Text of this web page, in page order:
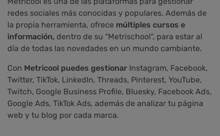
redes sociales más conocidas y populares. Además de
la propia herramienta, ofrece múltiples cursos e
información, dentro de su “Metrischool”, para estar al
día de todas las novedades en un mundo cambiante.
Con Metricool puedes gestionar Instagram, Facebook,
Twitter, TikTok, LinkedIn, Threads, Pinterest, YouTube,
Twitch, Google Business Profile, Bluesky, Facebook Ads,
Google Ads, TikTok Ads, además de analizar tu página
web y tu blog por cada marca.